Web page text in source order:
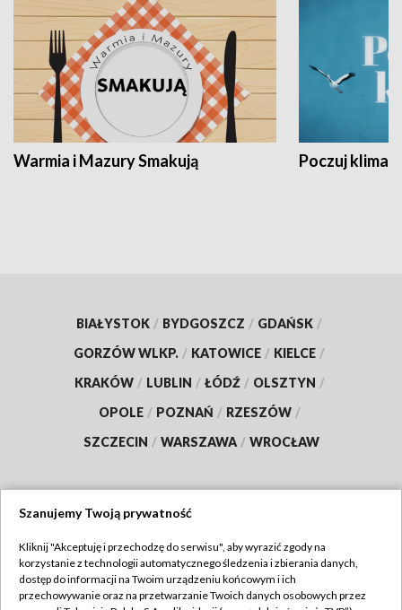
Warmia i Mazury Smakują Poczuj klimat
BIAŁYSTOK / BYDGOSZCZ / GDAŃSK /
GORZÓW WLKP. / KATOWICE / KIELCE /
KRAKÓW / LUBLIN / ŁÓDŹ / OLSZTYN /
OPOLE / POZNAŃ / RZESZÓW /
SZCZECIN / WARSZAWA / WROCŁAW
TVP
Abonament TVP
Regulamin TVP
Szanujemy Twoją prywatność
Kliknij "Akceptuję i przechodzę do serwisu", aby wyrazić zgody na
korzystanie z technologii automatycznego śledzenia i zbierania danych,
dostęp do informacji na Twoim urządzeniu końcowym i ich
przechowywanie oraz na przetwarzanie Twoich danych osobowych przez